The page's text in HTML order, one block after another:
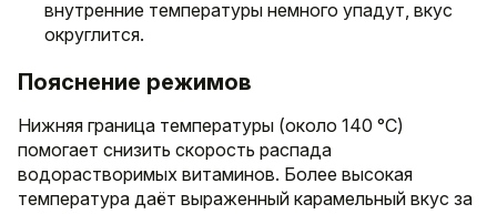
внутренние температуры немного упадут, вкус
округлится.
Пояснение режимов
Нижняя граница температуры (около 140 °C)
помогает снизить скорость распада
водорастворимых витаминов. Более высокая
температура даёт выраженный карамельный вкус за